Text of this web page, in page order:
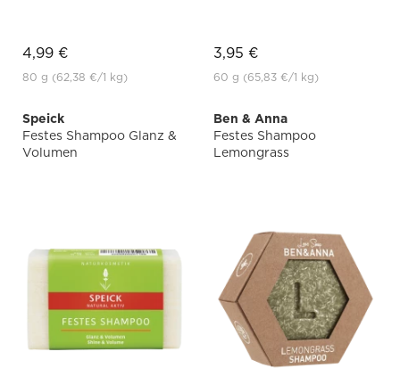
4,99 €
80 g (62,38 €/1 kg)
3,95 €
60 g (65,83 €/1 kg)
Speick
Festes Shampoo Glanz &
Volumen
Ben & Anna
Festes Shampoo
Lemongrass